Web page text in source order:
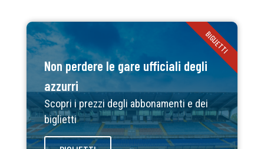
Non perdere le gare ufficiali degli
azzurri
Scopri i prezzi degli abbonamenti e dei
biglietti
BIGLIETTI